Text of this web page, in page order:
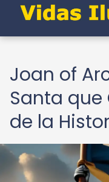
Joan of
Santa
de la